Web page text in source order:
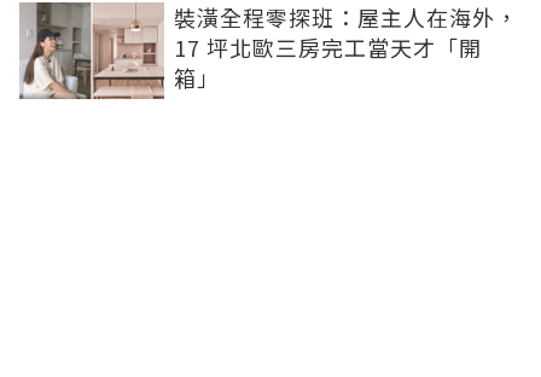
裝潢全程零探班：屋主人在海外，
17 坪北歐三房完工當天才「開
箱」